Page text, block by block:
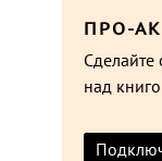
ПРО-
Сделайте
над